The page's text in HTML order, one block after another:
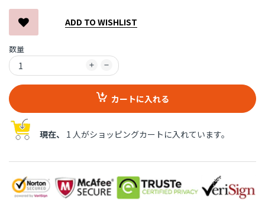
ADD TO WISHLIST
数量
カートに入れる
現在、 1 人がショッピングカートに入れています。